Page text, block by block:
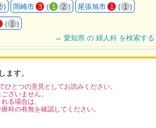
) 岡崎市 3 ( 1 2 ) 尾張旭市 1 ( 1 )
( 1 )
→ 愛知県 の 婦人科 を検索する
ます。
とつの意見としてお読みください。
ざいません。
る場合は、
科の有無を確認してください。